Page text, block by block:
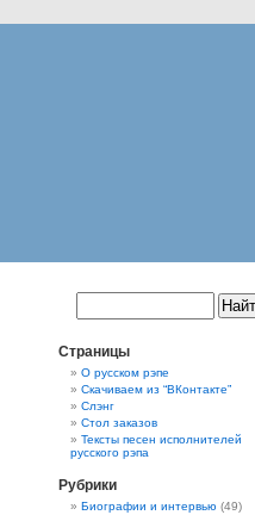
Страницы
О русском рэпе
Скачиваем из “ВКонтакте”
Слэнг
Стол заказов
Тексты песен исполнителей
русского рэпа
Рубрики
Биографии и интервью (49)